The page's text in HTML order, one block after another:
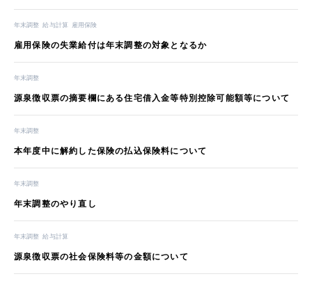
年末調整 給与計算 雇用保険
雇用保険の失業給付は年末調整の対象となるか
年末調整
源泉徴収票の摘要欄にある住宅借入金等特別控除可能額等について
年末調整
本年度中に解約した保険の払込保険料について
年末調整
年末調整のやり直し
年末調整 給与計算
源泉徴収票の社会保険料等の金額について